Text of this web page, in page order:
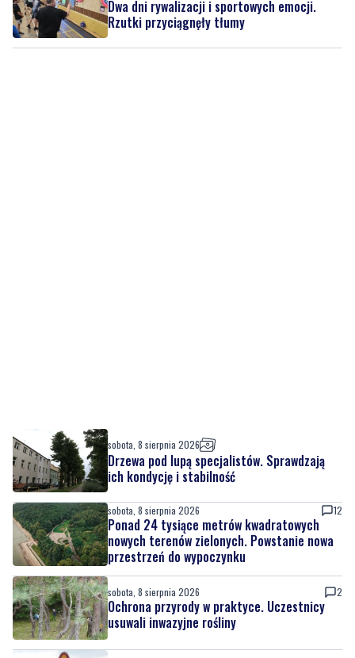
Dwa dni rywalizacji i sportowych emocji.
Rzutki przyciągnęły tłumy
sobota, 8 sierpnia 2026
Drzewa pod lupą specjalistów. Sprawdzają
ich kondycję i stabilność
sobota, 8 sierpnia 2026 12
Ponad 24 tysiące metrów kwadratowych
nowych terenów zielonych. Powstanie nowa
przestrzeń do wypoczynku
sobota, 8 sierpnia 2026 2
Ochrona przyrody w praktyce. Uczestnicy
usuwali inwazyjne rośliny